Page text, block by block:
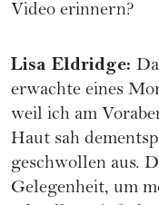
Video erinnern?
Lisa Eldridge:
erwachte eines
weil ich am
Haut sah
geschwollen aus.
Gelegenheit, um